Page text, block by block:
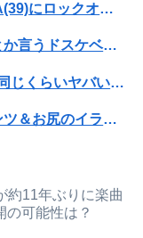
【動画】首都高で4tトラックが原因の玉突き事故に巻き込まれた軽バンの車載。
甲子園を観ていたトメが慶応校を「生まれつきなんでも持ってて狡い、勝ち星は田舎の貧乏人に譲れ」と罵倒した
【悲報】吉岡里帆さん、アドリブで相手役俳優の手を取りお胸に押し当てる（※画像あり）
【悲報】既婚者ワイ(31)行き遅れBBA(39)にロックオンwwww
【朗報】パウ・パトロールのスカイとか言うドスケベ雌犬🐶ｗｗｗｗｗｗｗｗｗｗｗｗ
【警告】医師「米国では”ヘロインと同じくらいヤバい薬”が日本では平気で処方されてる」
【画像】漫画家・桂正和、最新のパンツ＆お尻のイラスト投稿にネット衝撃「この質感の出し方」「実写かと思いました」
【衝撃】ワイのパッパ、会社でナンバーツーになった結果ｗｗｗｗｗｗｗｗｗｗ
約11年ぶりに楽曲
の可能性は？